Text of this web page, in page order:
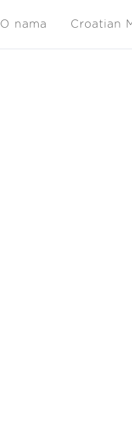
O nama Croatian